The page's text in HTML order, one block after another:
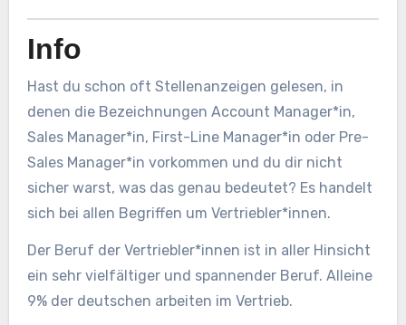
Info
Hast du schon oft Stellenanzeigen gelesen, in
denen die Bezeichnungen Account Manager*in,
Sales Manager*in, First-Line Manager*in oder Pre-
Sales Manager*in vorkommen und du dir nicht
sicher warst, was das genau bedeutet? Es handelt
sich bei allen Begriffen um Vertriebler*innen.
Der Beruf der Vertriebler*innen ist in aller Hinsicht
ein sehr vielfältiger und spannender Beruf. Alleine
9% der deutschen arbeiten im Vertrieb.